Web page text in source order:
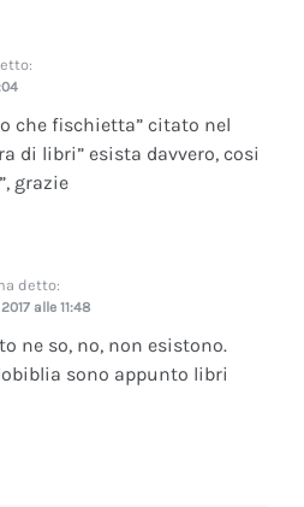
che fischietta” citato nel
di libri” esista davvero, cosi
grazie
detto:
alle 11:48
ne so, no, non esistono.
sono appunto libri